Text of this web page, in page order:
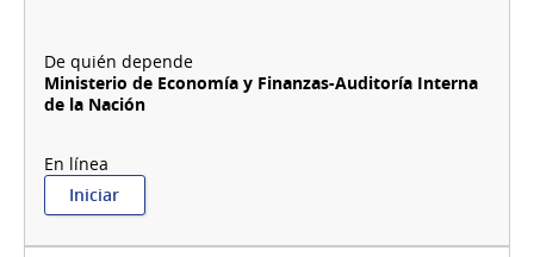
para:
Ingreso
a
SINDOME/Registro
de
Progenitoras
Hematopoyéticas
Ministerio de Economía y Finanzas-Auditoría Interna
de la Nación
Iniciar:
AIN